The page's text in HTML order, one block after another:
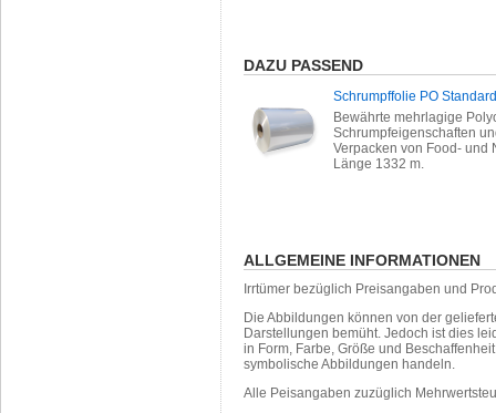
DAZU PASSEND
Schrumpffolie PO
Bewährte mehrlagige
Schrumpfeigenschaften
Verpacken von Food- und
Länge 1332 m.
ALLGEMEINE INFORMATIONEN
Irrtümer bezüglich Preisangaben und
Die Abbildungen können von der
Darstellungen bemüht. Jedoch ist dies
in Form, Farbe, Größe und
symbolische Abbildungen handeln.
Alle Peisangaben zuzüglich